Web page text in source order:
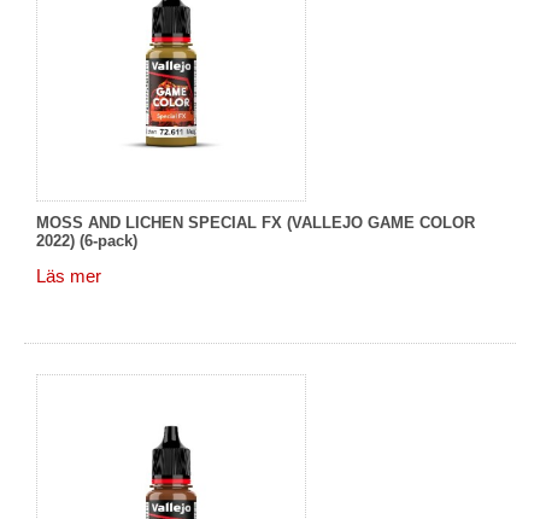
MOSS AND LICHEN SPECIAL FX (VALLEJO GAME COLOR
2022) (6-pack)
Läs mer